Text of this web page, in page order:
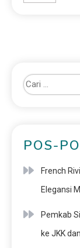
POS-
French
Elegansi
Pemkab
ke JKK